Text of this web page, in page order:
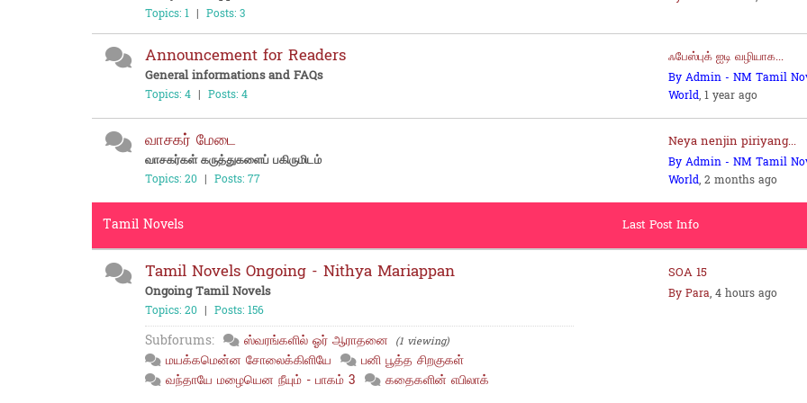
Topics: 1 | Posts: 3
Announcement for Readers
General informations and FAQs
Topics: 4 | Posts: 4
ஃபேஸ்புக் ஐடி வழியாக...
By Admin - NM Tamil
World, 1 year ago
வாசகர் மேடை
வாசகர்கள் கருத்துகளைப் பகிருமிடம்
Topics: 20 | Posts: 77
Neya nenjin piriyang...
By Admin - NM Tamil
World, 2 months ago
Tamil Novels Last Post Info
Tamil Novels Ongoing - Nithya Mariappan
Ongoing Tamil Novels
Topics: 20 | Posts: 156
Subforums: ஸ்வரங்களில் ஓர் ஆராதனை (1 viewing)
மயக்கமென்ன சோலைக்கிளியே
பனி பூத்த சிறகுகள்
வந்தாயே மழையென நீயும் - பாகம் 3
கதைகளின் எபிலாக்
SOA 15
By Para, 4 hours ago